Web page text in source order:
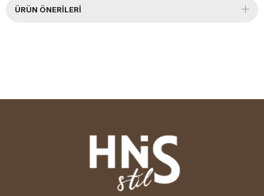
ÜRÜN ÖNERILERI